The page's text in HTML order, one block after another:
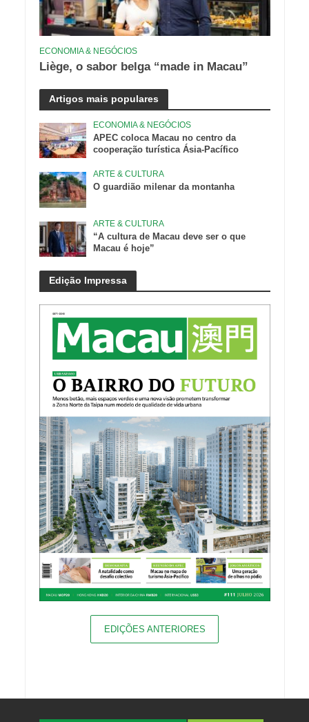
ECONOMIA & NEGÓCIOS
Liège, o sabor belga “made in Macau”
Artigos mais populares
ECONOMIA & NEGÓCIOS
APEC coloca Macau no centro da
cooperação turística Ásia-Pacífico
ARTE & CULTURA
O guardião milenar da montanha
ARTE & CULTURA
“A cultura de Macau deve ser o que
Macau é hoje”
Edição Impressa
EDIÇÕES ANTERIORES